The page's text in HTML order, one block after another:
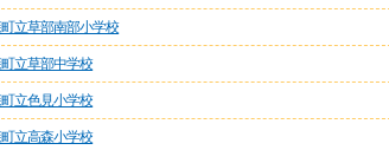
立草部南部小学校
立草部中学校
立色見小学校
立高森小学校